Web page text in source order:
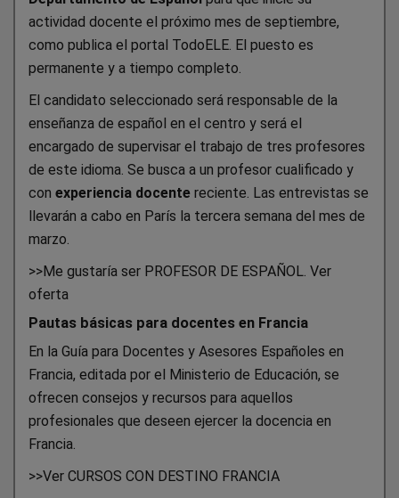
actividad docente el próximo mes de septiembre,
como publica el portal TodoELE. El puesto es
permanente y a tiempo completo.
El candidato seleccionado será responsable de la
enseñanza de español en el centro y será el
encargado de supervisar el trabajo de tres profesores
de este idioma. Se busca a un profesor cualificado y
con experiencia docente reciente. Las entrevistas se
llevarán a cabo en París la tercera semana del mes de
marzo.
>>Me gustaría ser PROFESOR DE ESPAÑOL. Ver
oferta
Pautas básicas para docentes en Francia
En la Guía para Docentes y Asesores Españoles en
Francia, editada por el Ministerio de Educación, se
ofrecen consejos y recursos para aquellos
profesionales que deseen ejercer la docencia en
Francia.
>>Ver CURSOS CON DESTINO FRANCIA